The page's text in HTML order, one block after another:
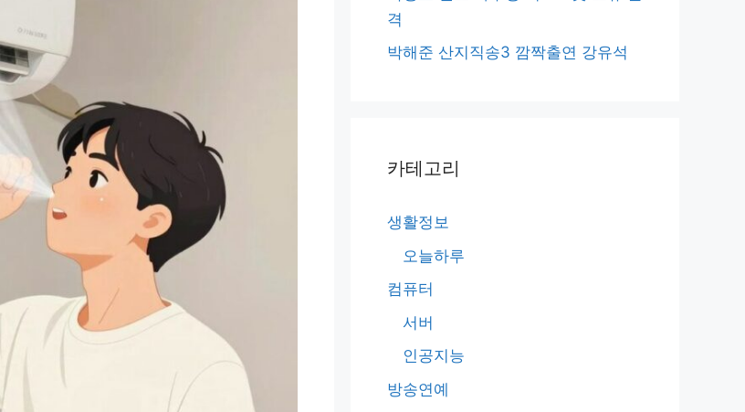
격
박해준 산지직송3 깜짝출연 강유석
카테고리
생활정보
오늘하루
컴퓨터
서버
인공지능
방송연예